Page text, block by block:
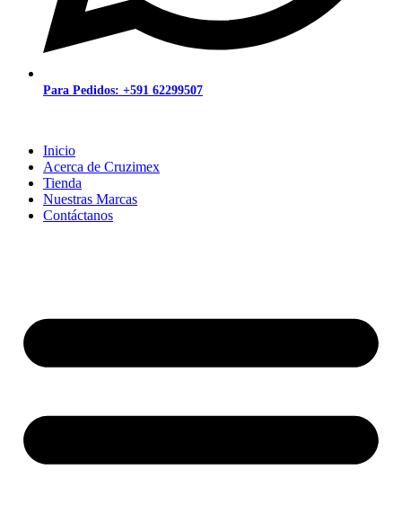
Para Pedidos: +591 62299507
Inicio
Acerca de Cruzimex
Tienda
Nuestras Marcas
Contáctanos